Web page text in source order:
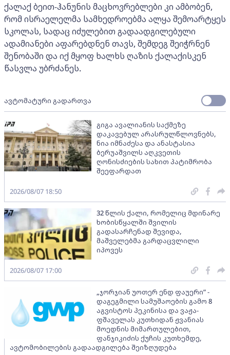
ქალაქ ბეით-ჰანუნის მაცხოვრებლები კი ამბობენ,
რომ ისრაელელმა სამხედროებმა ალყა შემოარტყეს
სკოლას, სადაც იძულებით გადაადგილებული
ადამიანები აფარებდნენ თავს, შემდეგ შეიჭრნენ
შენობაში და იქ მყოფ ხალხს ღაზის ქალაქისკენ
წასვლა უბრძანეს.
ავტომატური გადართვა
გიგა ავალიანის საქმეზე
დაკავებულ არასრულწლოვნებს,
ნია იმნაძესა და ანასტასია
ბერუაშვილს აღკვეთის
ღონისძიების სახით პატიმრობა
შეეფარდათ
2026/08/07 18:50
32 წლის ქალი, რომელიც მდინარე
ხობისწყალში შვილის
გადასარჩენად შევიდა,
მაშველებმა გარდაცვლილი
იპოვეს
2026/08/07 17:00
„ჯორჯიან უოთერ ენდ ფაუერი” -
დაგეგმილი სამუშაოების გამო 8
აგვისტოს პეკინისა და ვაჟა-
ფშაველას კუთხიდან ჟვანიას
მოედნის მიმართულებით,
ფანჯიკიძის ქუჩის კუთხემდე,
ავტომობილების გადაადგილება შეიზღუდება